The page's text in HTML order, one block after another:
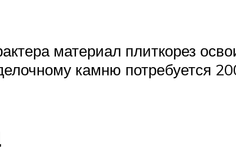
материал плиткорез
камню потребуется